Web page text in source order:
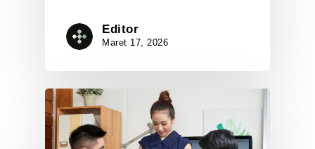
Editor
Maret 17, 2026